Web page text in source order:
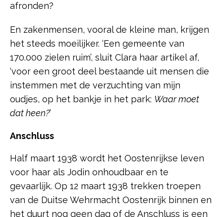
afronden?
En zakenmensen, vooral de kleine man, krijgen
het steeds moeilijker. ‘Een gemeente van
170.000 zielen ruim’, sluit Clara haar artikel af,
‘voor een groot deel bestaande uit mensen die
instemmen met de verzuchting van mijn
oudjes, op het bankje in het park: Waar moet
dat heen?’
Anschluss
Half maart 1938 wordt het Oostenrijkse leven
voor haar als Jodin onhoudbaar en te
gevaarlijk. Op 12 maart 1938 trekken troepen
van de Duitse Wehrmacht Oostenrijk binnen en
het duurt nog geen dag of de Anschluss is een